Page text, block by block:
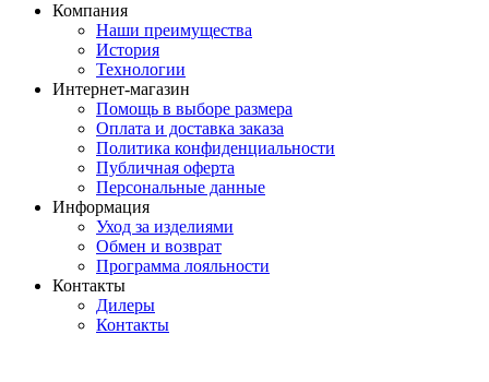
Компания
Наши преимущества
История
Технологии
Интернет-магазин
Помощь в выборе размера
Оплата и доставка заказа
Политика конфиденциальности
Публичная оферта
Персональные данные
Информация
Уход за изделиями
Обмен и возврат
Программа лояльности
Контакты
Дилеры
Контакты